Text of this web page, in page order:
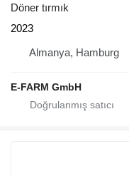
Döner tırmık
2023
Almanya, Hamburg
E-FARM GmbH